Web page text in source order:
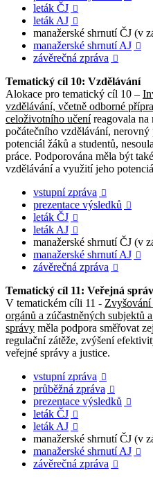
leták ČJ 
leták AJ 
manažerské shrnutí ČJ (v
manažerské shrnutí AJ 
závěrečná zpráva 
Tematický cíl 10: Vzdělávání
Alokace pro tematický cíl 10 –
vzdělávání, včetně odborné
celoživotního učeníreagovala na
počátečního vzdělávání,
potenciál žáků a studentů,
práce. Podporována měla být
vzdělávání a využití jeho
vstupní zpráva 
prezentace výsledků 
leták ČJ 
leták AJ 
manažerské shrnutí ČJ (v
manažerské shrnutí AJ 
závěrečná zpráva 
Tematický cíl 11: Veřejná
V tematickém cíli 11 -
orgánů a zúčastněných subjektů
správy měla podpora směřovat
regulační zátěže, zvýšení
veřejné správy a justice.
vstupní zpráva 
průběžná zpráva 
prezentace výsledků 
leták ČJ 
leták AJ 
manažerské shrnutí ČJ (v
manažerské shrnutí AJ 
závěrečná zpráva 